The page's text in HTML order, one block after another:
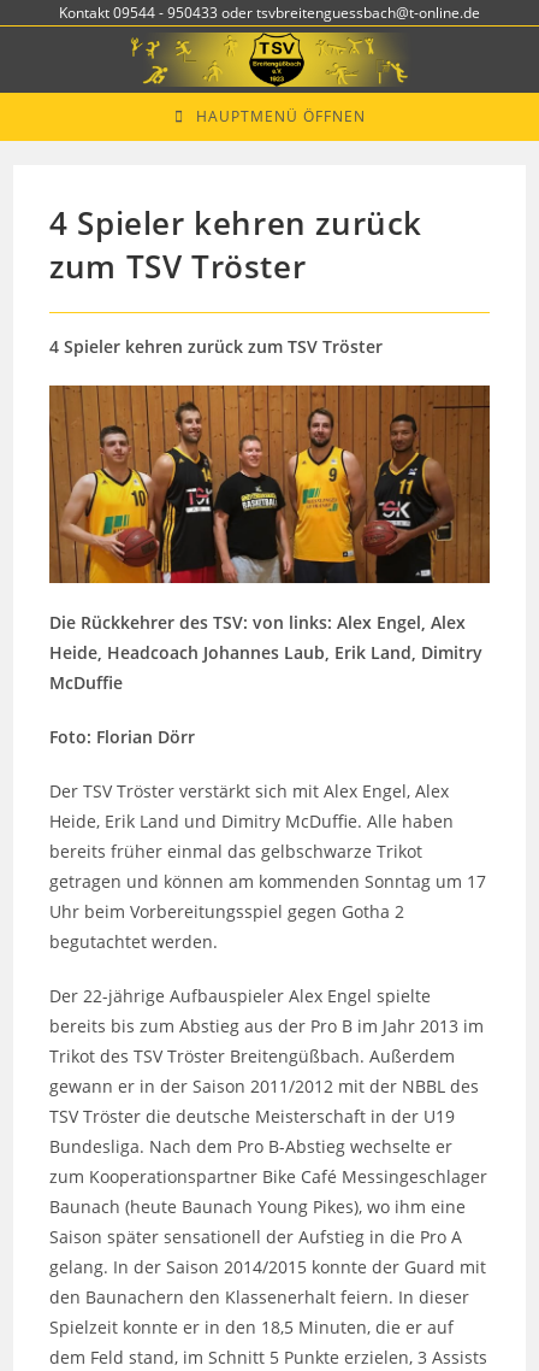
Kontakt 09544 - 950433 oder tsvbreitenguessbach@t-online.de
HAUPTMENÜ ÖFFNEN
4 Spieler kehren zurück
zum TSV Tröster
4 Spieler kehren zurück zum TSV Tröster
Die Rückkehrer des TSV: von links: Alex Engel, Alex
Heide, Headcoach Johannes Laub, Erik Land, Dimitry
McDuffie
Foto: Florian Dörr
Der TSV Tröster verstärkt sich mit Alex Engel, Alex
Heide, Erik Land und Dimitry McDuffie. Alle haben
bereits früher einmal das gelbschwarze Trikot
getragen und können am kommenden Sonntag um 17
Uhr beim Vorbereitungsspiel gegen Gotha 2
begutachtet werden.
Der 22-jährige Aufbauspieler Alex Engel spielte
bereits bis zum Abstieg aus der Pro B im Jahr 2013 im
Trikot des TSV Tröster Breitengüßbach. Außerdem
gewann er in der Saison 2011/2012 mit der NBBL des
TSV Tröster die deutsche Meisterschaft in der U19
Bundesliga. Nach dem Pro B-Abstieg wechselte er
zum Kooperationspartner Bike Café Messingeschlager
Baunach (heute Baunach Young Pikes), wo ihm eine
Saison später sensationell der Aufstieg in die Pro A
gelang. In der Saison 2014/2015 konnte der Guard mit
den Baunachern den Klassenerhalt feiern. In dieser
Spielzeit konnte er in den 18,5 Minuten, die er auf
dem Feld stand, im Schnitt 5 Punkte erzielen, 3 Assists